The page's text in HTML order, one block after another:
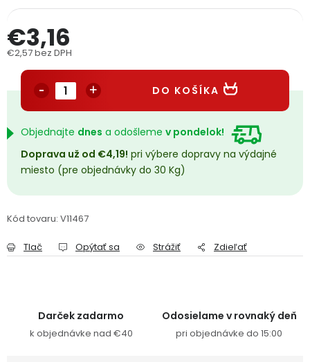
Obchodné podmienky
Podmienky ochrany osobných údajov
Přihlášení Registrace
€3,16
€2,57 bez DPH
DO KOŠÍKA
Objednajte dnes a odošleme v pondelok!
Doprava už od €4,19! pri výbere dopravy na výdajné
miesto (pre objednávky do 30 Kg)
Kód tovaru: V11467
Tlač Opýtať sa Strážiť Zdieľať
Darček zadarmo
k objednávke nad €40
Odosielame v rovnaký deň
pri objednávke do 15:00